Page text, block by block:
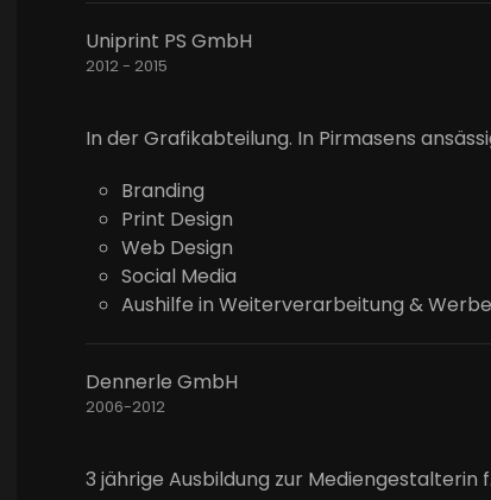
Uniprint PS GmbH
2012 - 2015
In der Grafikabteilung. In Pirmasens
Branding
Print Design
Web Design
Social Media
Aushilfe in Weiterverarbeitung &
Dennerle GmbH
2006-2012
3 jährige Ausbildung zur